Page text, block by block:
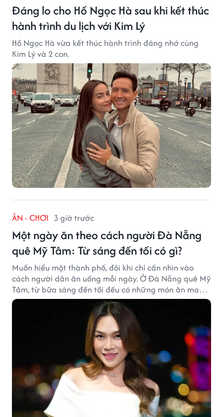
Đáng lo cho Hồ Ngọc Hà sau khi kết thúc
hành trình du lịch với Kim Lý
Hồ Ngọc Hà vừa kết thúc hành trình đáng nhớ cùng
Kim Lý và 2 con.
ĂN - CHƠI 3 giờ trước
Một ngày ăn theo cách người Đà Nẵng
quê Mỹ Tâm: Từ sáng đến tối có gì?
Muốn hiểu một thành phố, đôi khi chỉ cần nhìn vào
cách người dân ăn uống mỗi ngày. Ở Đà Nẵng quê Mỹ
Tâm, từ bữa sáng đến tối đều có những món ăn mang
đậm dấu ấn miền Trung.